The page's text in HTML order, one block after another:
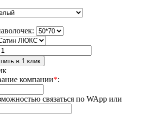
компании*:
связаться по WApp или